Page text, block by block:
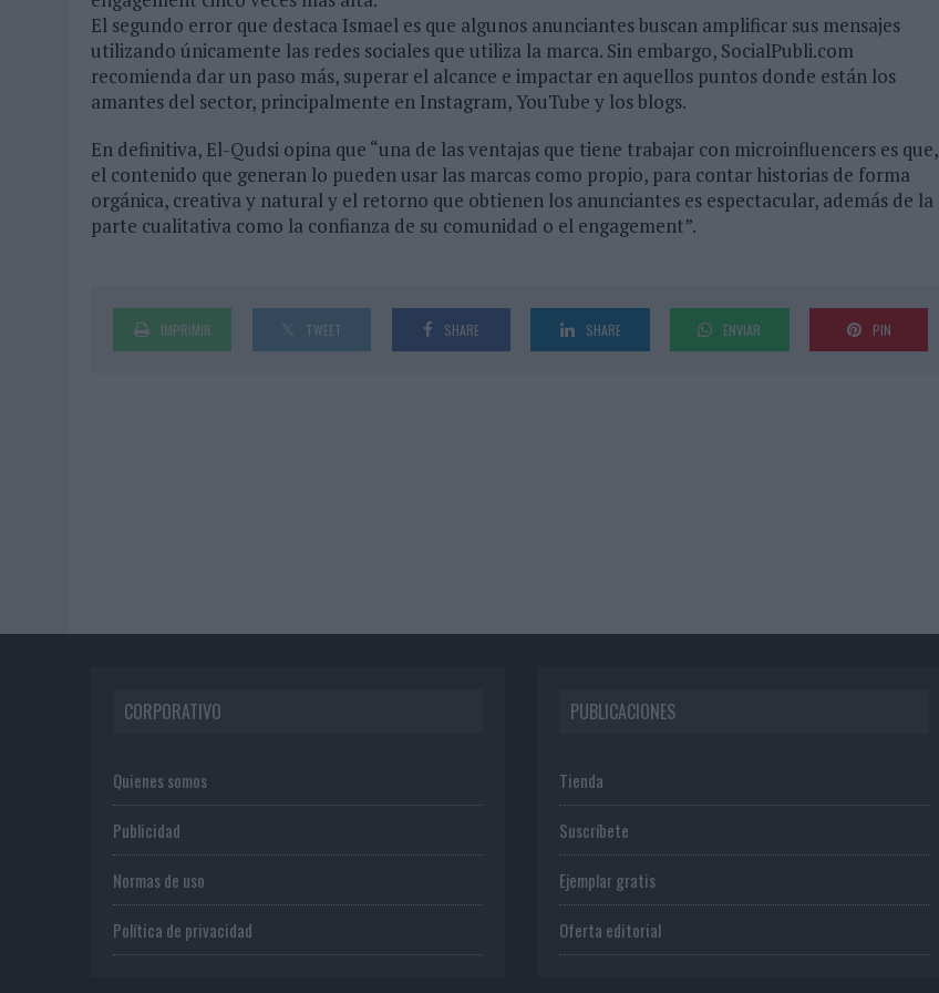
El segundo error que destaca Ismael es que algunos anunciantes buscan amplificar sus mensajes
utilizando únicamente las redes sociales que utiliza la marca. Sin embargo, SocialPubli.com
recomienda dar un paso más, superar el alcance e impactar en aquellos puntos donde están los
amantes del sector, principalmente en Instagram, YouTube y los blogs.
En definitiva, El-Qudsi opina que “una de las ventajas que tiene trabajar con microinfluencers es que,
el contenido que generan lo pueden usar las marcas como propio, para contar historias de forma
orgánica, creativa y natural y el retorno que obtienen los anunciantes es espectacular, además de la
parte cualitativa como la confianza de su comunidad o el engagement”.
IMPRIMIR TWEET SHARE SHARE ENVIAR PIN
CORPORATIVO
Quienes somos
Publicidad
Normas de uso
Política de privacidad
PUBLICACIONES
Tienda
Suscríbete
Ejemplar gratis
Oferta editorial